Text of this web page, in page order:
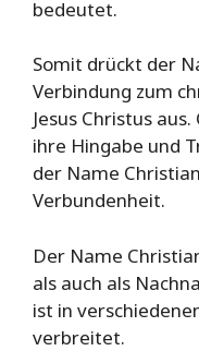
bedeutet.
Somit drückt der
Verbindung zum
Jesus Christus
ihre Hingabe und
der Name
Verbundenheit.
Der Name
als auch als
ist in
verbreitet.